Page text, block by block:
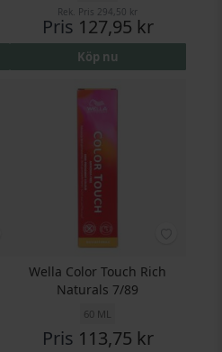
Rek. Pris 294,50 kr
Pris 127,95 kr
Köp nu
Wella Color Touch Rich
Naturals 7/89
60 ML
Pris 113,75 kr